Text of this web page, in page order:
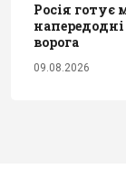
Росія готує
ворога
09.08.2026